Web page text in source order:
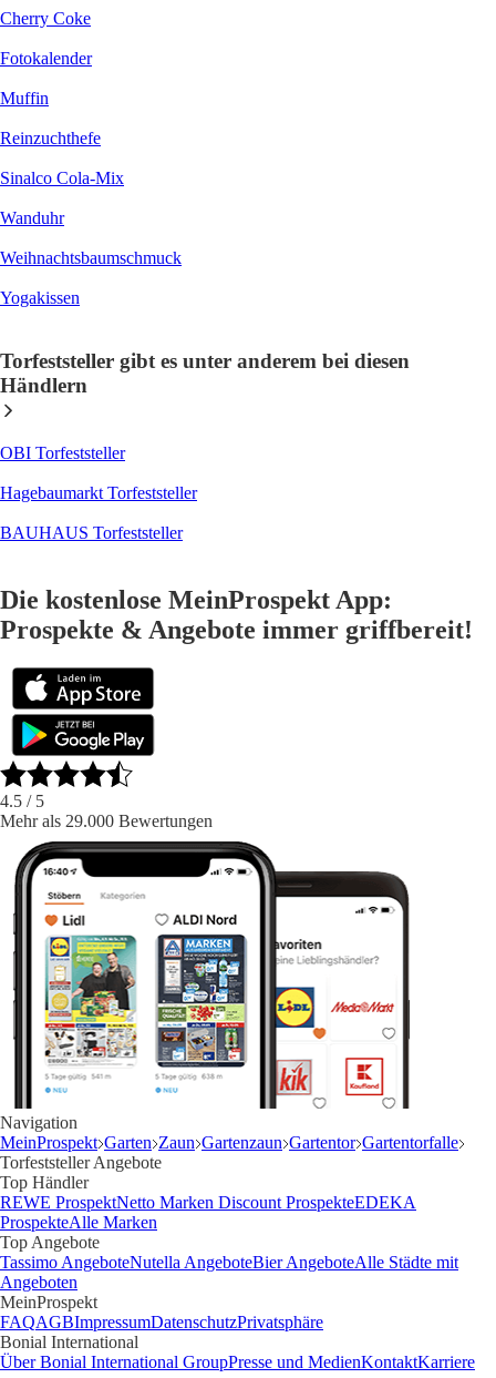
Cherry Coke
Fotokalender
Muffin
Reinzuchthefe
Sinalco Cola-Mix
Wanduhr
Weihnachtsbaumschmuck
Yogakissen
Torfeststeller gibt es unter anderem bei diesen
Händlern
OBI Torfeststeller
Hagebaumarkt Torfeststeller
BAUHAUS Torfeststeller
Die kostenlose MeinProspekt App:
Prospekte & Angebote immer griffbereit!
4.5 / 5
Mehr als 29.000 Bewertungen
Navigation
MeinProspekt Garten Zaun Gartenzaun Gartentor Gartentorfalle
Torfeststeller Angebote
Top Händler
REWE ProspektNetto Marken Discount ProspekteEDEKA
ProspekteAlle Marken
Top Angebote
Tassimo AngeboteNutella AngeboteBier AngeboteAlle Städte mit
Angeboten
MeinProspekt
FAQAGBImpressumDatenschutzPrivatsphäre
Bonial International
Über Bonial International GroupPresse und MedienKontaktKarriere